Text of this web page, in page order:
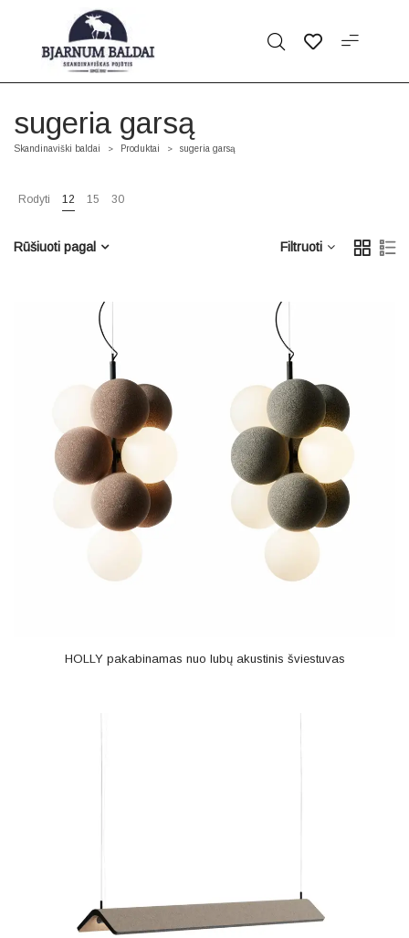
sugeria garsą
Skandinaviški baldai > Produktai > sugeria garsą
Rodyti 12 15 30
Filtruoti
Rūšiuoti pagal
HOLLY pakabinamas nuo lubų akustinis šviestuvas